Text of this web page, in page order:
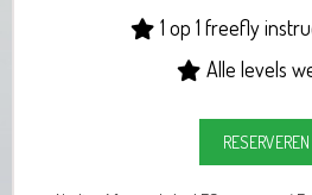
1 op 1 freefly
Alle levels
RESERVEREN